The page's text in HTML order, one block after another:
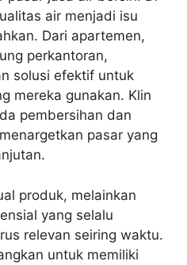
air menjadi isu
Dari apartemen,
perkantoran,
solusi efektif untuk
mereka gunakan. Klin
pembersihan dan
pasar yang
produk, melainkan
yang selalu
relevan seiring waktu.
untuk memiliki